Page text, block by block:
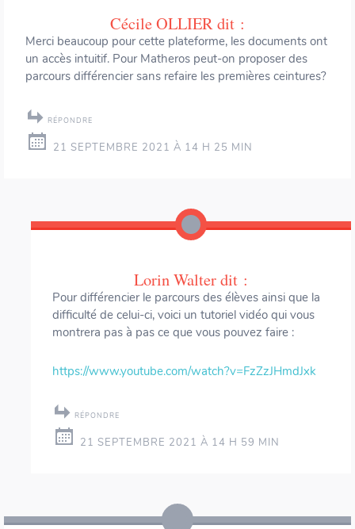
Cécile OLLIERdit :
Merci beaucoup pour cette plateforme, les documents ont
un accès intuitif. Pour Matheros peut-on proposer des
parcours différencier sans refaire les premières ceintures?
RÉPONDRE
21 SEPTEMBRE 2021 À 14 H 25 MIN
Lorin Walterdit :
Pour différencier le parcours des élèves ainsi que la
difficulté de celui-ci, voici un tutoriel vidéo qui vous
montrera pas à pas ce que vous pouvez faire :
https://www.youtube.com/watch?v=FzZzJHmdJxk
RÉPONDRE
21 SEPTEMBRE 2021 À 14 H 59 MIN